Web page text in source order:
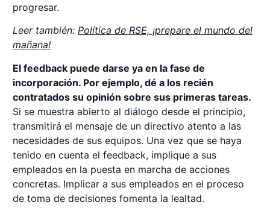
progresar.
Leer también: Política de RSE, ¡prepare el mundo del
mañana!
El feedback puede darse ya en la fase de
incorporación. Por ejemplo, dé a los recién
contratados su opinión sobre sus primeras tareas.
Si se muestra abierto al diálogo desde el principio,
transmitirá el mensaje de un directivo atento a las
necesidades de sus equipos. Una vez que se haya
tenido en cuenta el feedback, implique a sus
empleados en la puesta en marcha de acciones
concretas. Implicar a sus empleados en el proceso
de toma de decisiones fomenta la lealtad.